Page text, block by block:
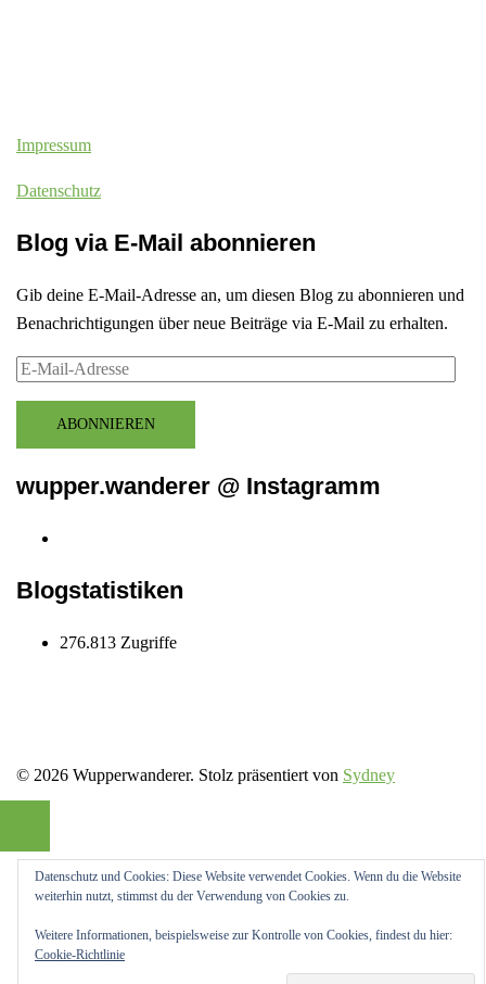
Impressum
Datenschutz
Blog via E-Mail abonnieren
Gib deine E-Mail-Adresse an, um diesen Blog zu abonnieren und
Benachrichtigungen über neue Beiträge via E-Mail zu erhalten.
E-
AdresseABONNIEREN
wupper.wanderer @ Instagramm
Blogstatistiken
276.813 Zugriffe
© 2026 Wupperwanderer. Stolz präsentiert von Sydney
Datenschutz und Cookies: Diese Website verwendet Cookies. Wenn du die Website
weiterhin nutzt, stimmst du der Verwendung von Cookies zu.
Weitere Informationen, beispielsweise zur Kontrolle von Cookies, findest du hier:
Cookie-Richtlinie